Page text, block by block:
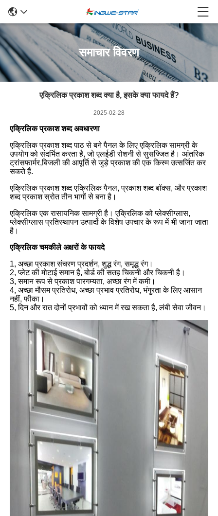
समाचार विवरण
एक्रिलिक प्रकाश शब्द क्या है, इसके क्या फायदे हैं?
2025-02-28
एक्रिलिक प्रकाश शब्द अवधारणा
एक्रिलिक प्रकाश शब्द पाठ से बने पैनल के लिए एक्रिलिक सामग्री के
उपयोग को संदर्भित करता है, जो एलईडी रोशनी से सुसज्जित है। आंतरिक
ट्रांसफार्मर,बिजली की आपूर्ति से जुड़े प्रकाश की एक किस्म उत्सर्जित कर
सकते हैं.
एक्रिलिक प्रकाश शब्द एक्रिलिक पैनल, प्रकाश शब्द बॉक्स, और प्रकाश
शब्द प्रकाश स्रोत तीन भागों से बना है।
एक्रिलिक एक रासायनिक सामग्री है। एक्रिलिक को प्लेक्सीग्लास,
प्लेक्सीग्लास प्रतिस्थापन उत्पादों के विशेष उपचार के रूप में भी जाना जाता
है।
एक्रिलिक चमकीले अक्षरों के फायदे
1, अच्छा प्रकाश संचरण प्रदर्शन, शुद्ध रंग, समृद्ध रंग।
2, प्लेट की मोटाई समान है, बोर्ड की सतह चिकनी और चिकनी है।
3, समान रूप से प्रकाश पारगम्यता, अच्छा रंग में कमी।
4, अच्छा मौसम प्रतिरोध, अच्छा प्रभाव प्रतिरोध, भंगुरता के लिए आसान
नहीं, फीका।
5, दिन और रात दोनों प्रभावों को ध्यान में रख सकता है, लंबी सेवा जीवन।